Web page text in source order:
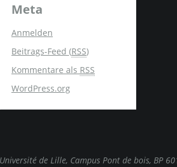
Meta
Anmelden
Beitrags-Feed (RSS)
Kommentare als RSS
WordPress.org
Université de Lille, Campus Pont de bois, BP